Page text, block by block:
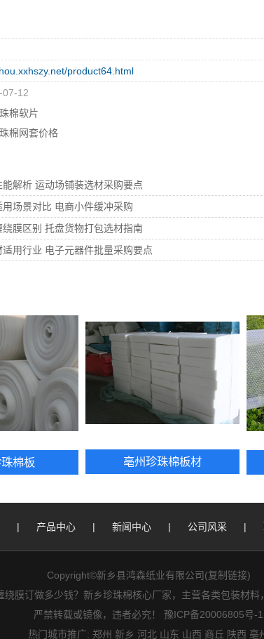
product64.html
07-12
棉软片
棉网套价格
解析 运动场铺装选材采购要点
场景对比 电商小件缓冲采购
膜区别 托盘货物打包选材指南
适用行业 电子元器件批量采购要点
棉板 亳州珍珠棉板材
| 产品中心 | 新闻中心 | 公司风采 |
Copyright©新乡县鸿森纸业有限公司(复制链接)
绕膜订做多少钱？新乡珍珠棉核心厂家，主营各类包装材
严禁转载或镜像，违者必究！ 豫ICP备20006805号-1
热门城市推广: 郑州 新乡 河北 山东 山西 商丘 陕西 亳